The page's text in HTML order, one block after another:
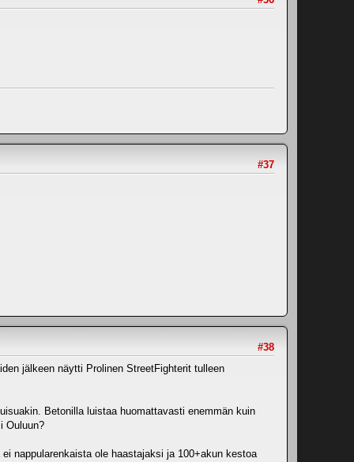
#37
#38
jälkeen näytti Prolinen StreetFighterit tulleen
Betonilla luistaa huomattavasti enemmän kuin
Ouluun?
nappularenkaista ole haastajaksi ja 100+akun kestoa